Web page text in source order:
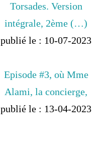
Torsades. Version
intégrale, 2ème (…)
publié le : 10-07-2023
Episode #3, où Mme
Alami, la concierge,
publié le : 13-04-2023